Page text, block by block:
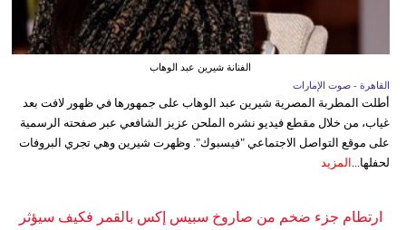
الفنانة شيرين عبد الوهاب
القاهرة - صوت الإمارات
أطلت المطربة المصرية شيرين عبد الوهاب على جمهورها في ظهور لافت بعد
غياب، من خلال مقطع فيديو نشره الملحن عزيز الشافعي عبر صفحته الرسمية
على موقع التواصل الاجتماعي "فيسبوك". وظهرت شيرين وهي تجري البروفات
لحفلها... المزيد
ارتطام جزء ضخم من صاروخ سبيس إكس بالقمر فكيف سيؤثر